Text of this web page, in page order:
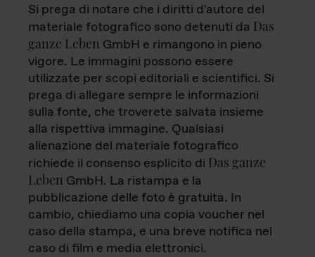
Si prega di notare che i diritti d'autore del
materiale fotografico sono detenuti da Das
ganze Leben GmbH e rimangono in pieno
vigore. Le immagini possono essere
utilizzate per scopi editoriali e scientifici. Si
prega di allegare sempre le informazioni
sulla fonte, che troverete salvata insieme
alla rispettiva immagine. Qualsiasi
alienazione del materiale fotografico
richiede il consenso esplicito di Das ganze
Leben GmbH. La ristampa e la
pubblicazione delle foto è gratuita. In
cambio, chiediamo una copia voucher nel
caso della stampa, e una breve notifica nel
caso di film e media elettronici.